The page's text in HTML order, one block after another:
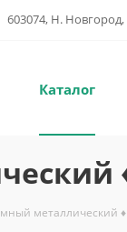
603074, Н.
Каталог
металлический